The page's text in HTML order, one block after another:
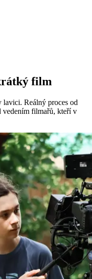
film
lavici. Reálný proces od
vedením filmařů, kteří v